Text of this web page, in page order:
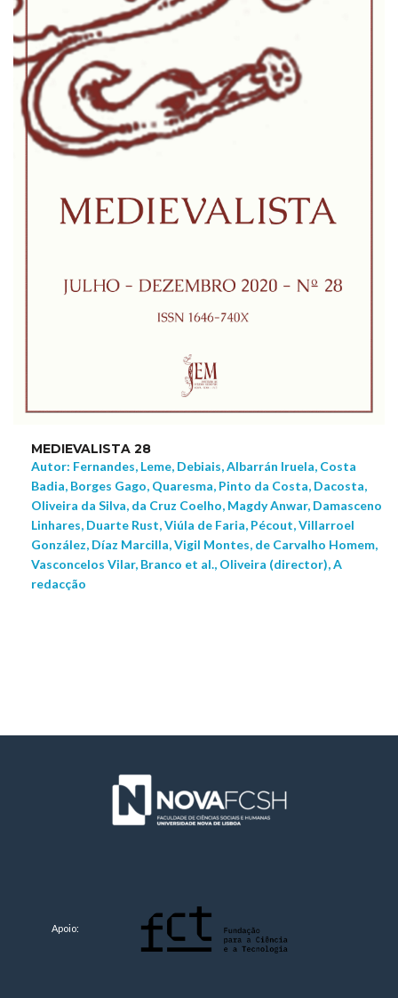
MEDIEVALISTA 28
Autor: Fernandes, Leme, Debiais, Albarrán Iruela, Costa
Badia, Borges Gago, Quaresma, Pinto da Costa, Dacosta,
Oliveira da Silva, da Cruz Coelho, Magdy Anwar, Damasceno
Linhares, Duarte Rust, Viúla de Faria, Pécout, Villarroel
González, Díaz Marcilla, Vigil Montes, de Carvalho Homem,
Vasconcelos Vilar, Branco et al., Oliveira (director), A
redacção
Apoio: